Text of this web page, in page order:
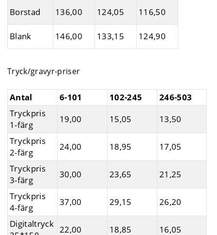
Borstad 136,00 124,05 116,50
Blank 146,00 133,15 124,90
Tryck/gravyr-priser
Antal 6-101 102-245
246-503
Tryckpris
1-färg
19,00 15,05
13,50
Tryckpris
2-färg
24,00 18,95
17,05
Tryckpris
3-färg
30,00 23,65
21,25
Tryckpris
4-färg
37,00 29,15
26,20
Digitaltryck
22,00 18,85 16,05